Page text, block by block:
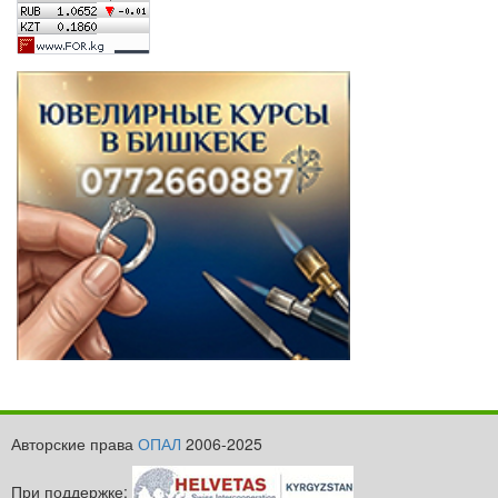
Авторские права ОПАЛ 2006-2025
При поддержке: